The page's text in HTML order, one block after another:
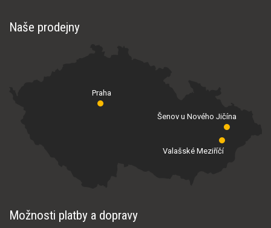
Naše prodejny
Praha
Valašské Meziříčí
Šenov u Nového Jičína
Možnosti platby a dopravy